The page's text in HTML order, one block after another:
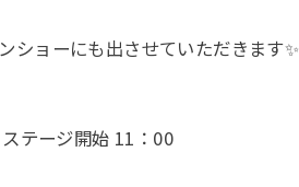
ショーにも出させていただきます✨
テージ開始 11：00